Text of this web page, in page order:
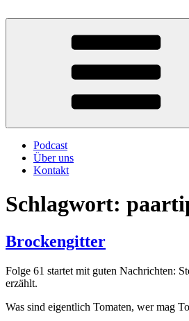
Inhalt
Atschebärebach
Mit viel Spaß, Humor und Sarkasmus
Podcast
Über uns
Kontakt
Schlagwort:
Brockengitter
Folge 61 startet mit guten Nachrichten:
erzählt.
Was sind eigentlich Tomaten, wer mag